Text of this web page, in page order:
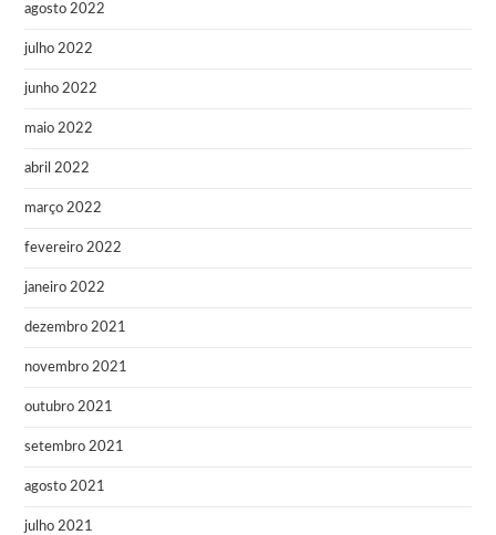
agosto 2022
julho 2022
junho 2022
maio 2022
abril 2022
março 2022
fevereiro 2022
janeiro 2022
dezembro 2021
novembro 2021
outubro 2021
setembro 2021
agosto 2021
julho 2021